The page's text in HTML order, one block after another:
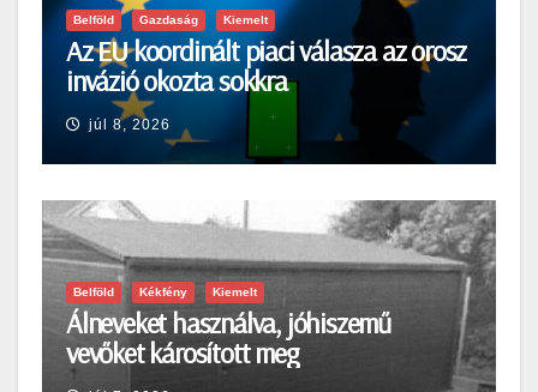
Belföld Gazdaság Kiemelt
Az EU koordinált piaci válasza az orosz
invázió okozta sokkra
júl 8, 2026
Belföld Kékfény Kiemelt
Álneveket használva, jóhiszemű
vevőket károsított meg